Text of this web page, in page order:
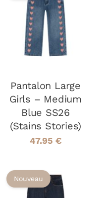
CHOIX DES
OPTIONS
CE
PRODUIT
A
PLUSIEURS
OPTIONS
PEUVENT
ÊTRE
CHOISIES
SUR
LA
/
DÉTAILS
Pantalon Large
Girls – Medium
Blue SS26
(Stains Stories)
47.95 €
Nouveau